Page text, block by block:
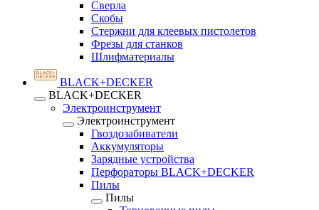
Сверла
Скобы
Стержни для клеевых пистолетов
Фрезы для станков
Шлифматериалы
BLACK+DECKER
BLACK+DECKER
Электроинструмент
Электроинструмент
Гвоздозабиватели
Аккумуляторы
Зарядные устройства
Перфораторы BLACK+DECKER
Пилы
Пилы